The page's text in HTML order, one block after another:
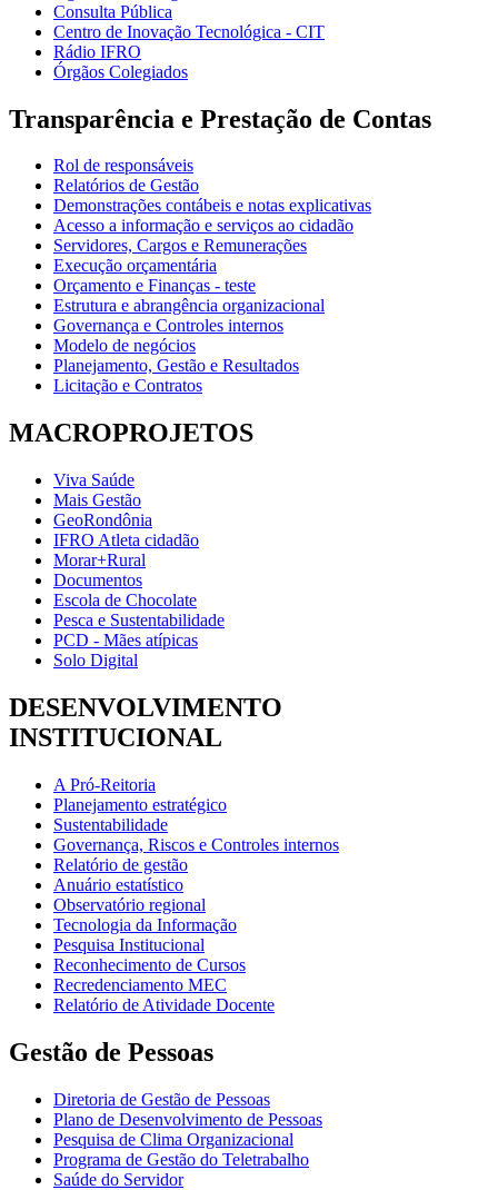
Consulta Pública
Centro de Inovação Tecnológica - CIT
Rádio IFRO
Órgãos Colegiados
Transparência e Prestação de Contas
Rol de responsáveis
Relatórios de Gestão
Demonstrações contábeis e notas explicativas
Acesso a informação e serviços ao cidadão
Servidores, Cargos e Remunerações
Execução orçamentária
Orçamento e Finanças - teste
Estrutura e abrangência organizacional
Governança e Controles internos
Modelo de negócios
Planejamento, Gestão e Resultados
Licitação e Contratos
MACROPROJETOS
Viva Saúde
Mais Gestão
GeoRondônia
IFRO Atleta cidadão
Morar+Rural
Documentos
Escola de Chocolate
Pesca e Sustentabilidade
PCD - Mães atípicas
Solo Digital
DESENVOLVIMENTO
INSTITUCIONAL
A Pró-Reitoria
Planejamento estratégico
Sustentabilidade
Governança, Riscos e Controles internos
Relatório de gestão
Anuário estatístico
Observatório regional
Tecnologia da Informação
Pesquisa Institucional
Reconhecimento de Cursos
Recredenciamento MEC
Relatório de Atividade Docente
Gestão de Pessoas
Diretoria de Gestão de Pessoas
Plano de Desenvolvimento de Pessoas
Pesquisa de Clima Organizacional
Programa de Gestão do Teletrabalho
Saúde do Servidor